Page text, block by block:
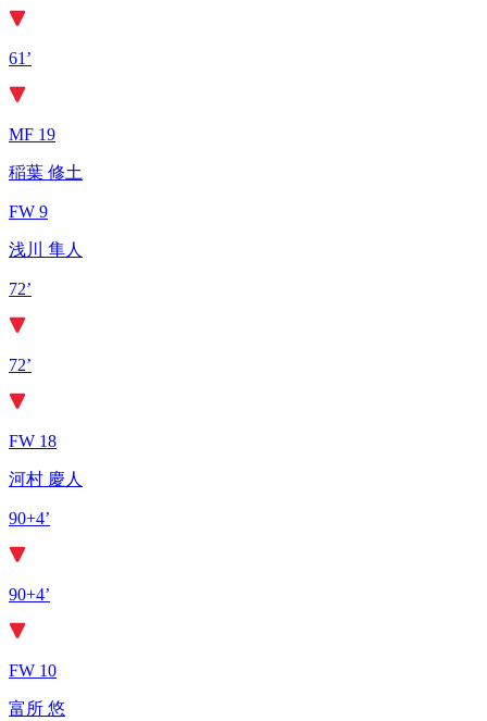
61’
MF 19
稲葉 修土
FW 9
浅川 隼人
72’
72’
FW 18
河村 慶人
90+4’
90+4’
FW 10
富所 悠